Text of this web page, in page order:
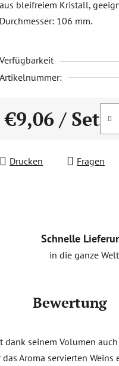
0,0
von
Sternen.
aus bleifreiem Kristall,
Durchmesser: 106 mm.
Verfügbarkeit
Artikelnummer:
€9,06 / Set
Drucken Fragen
Schnelle
in die ganze Welt
Bewertung
seinem Volumen
Aroma servierten